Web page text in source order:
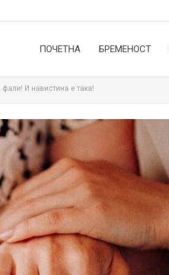
ПОЧЕТНА БРЕМЕНОСТ
И навистина е така!